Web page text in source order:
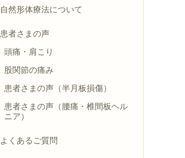
自然形体療法について
患者さまの声
頭痛・肩こり
股関節の痛み
患者さまの声（半月板損傷）
患者さまの声（腰痛・椎間板ヘル
ニア）
よくあるご質問